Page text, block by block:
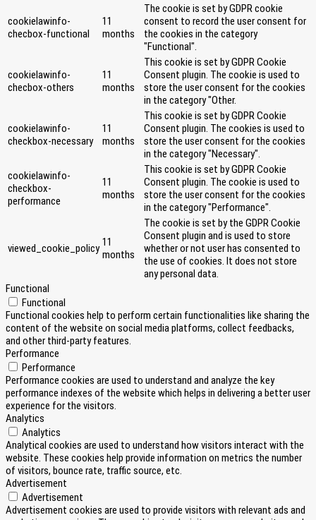
cookielawinfo-
checbox-functional
11
months
The cookie is set by GDPR cookie
consent to record the user consent for
the cookies in the category
"Functional".
cookielawinfo-
checbox-others
11
months
This cookie is set by GDPR Cookie
Consent plugin. The cookie is used to
store the user consent for the cookies
in the category "Other.
cookielawinfo-
checkbox-necessary
11
months
This cookie is set by GDPR Cookie
Consent plugin. The cookies is used to
store the user consent for the cookies
in the category "Necessary".
cookielawinfo-
checkbox-
performance
11
months
This cookie is set by GDPR Cookie
Consent plugin. The cookie is used to
store the user consent for the cookies
in the category "Performance".
viewed_cookie_policy 11
months
The cookie is set by the GDPR Cookie
Consent plugin and is used to store
whether or not user has consented to
the use of cookies. It does not store
any personal data.
Functional
Functional
Functional cookies help to perform certain functionalities like sharing the
content of the website on social media platforms, collect feedbacks,
and other third-party features.
Performance
Performance
Performance cookies are used to understand and analyze the key
performance indexes of the website which helps in delivering a better user
experience for the visitors.
Analytics
Analytics
Analytical cookies are used to understand how visitors interact with the
website. These cookies help provide information on metrics the number
of visitors, bounce rate, traffic source, etc.
Advertisement
Advertisement
Advertisement cookies are used to provide visitors with relevant ads and